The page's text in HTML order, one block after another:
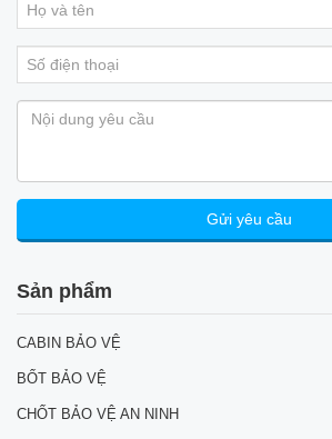
Sản phẩm
CABIN BẢO VỆ
BỐT BẢO VỆ
CHỐT BẢO VỆ AN NINH